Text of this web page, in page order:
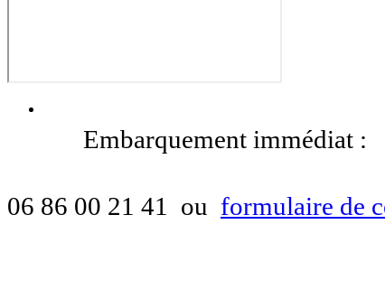
Embarquement immédiat :
06 86 00 21 41 ou formulaire de